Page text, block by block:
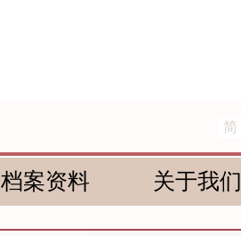
简
档案资料 关于我们